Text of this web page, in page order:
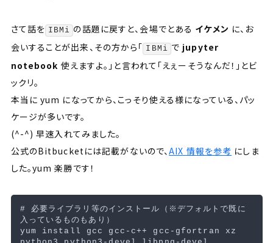
さて話を IBMi の話題に戻すと、会場でとある イケメン に、お
会いすることが出来、その方から「 IBMi で jupyter
notebook 使えますよ。」と言われて「えぇーそうなんだ！」とビ
ックリ。
本当に yum になってから、こっそり使える様になっている、パッ
ケージが多いです。
(^-^) 早速入れてみました。
公式のBitbucketには記載がないので、AIX 情報を参考 にしま
した。yum 楽勝です！
# 必要ライブラリ等のインストール（※デフォルトで既に
入っているものもあり）
yum install gcc gcc-c++ gcc-gfortran xz